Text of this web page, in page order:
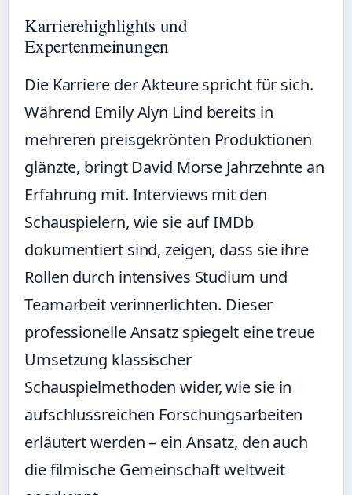
Karrierehighlights und
Expertenmeinungen
Die Karriere der Akteure spricht für sich.
Während Emily Alyn Lind bereits in
mehreren preisgekrönten Produktionen
glänzte, bringt David Morse Jahrzehnte an
Erfahrung mit. Interviews mit den
Schauspielern, wie sie auf IMDb
dokumentiert sind, zeigen, dass sie ihre
Rollen durch intensives Studium und
Teamarbeit verinnerlichten. Dieser
professionelle Ansatz spiegelt eine treue
Umsetzung klassischer
Schauspielmethoden wider, wie sie in
aufschlussreichen Forschungsarbeiten
erläutert werden – ein Ansatz, den auch
die filmische Gemeinschaft weltweit